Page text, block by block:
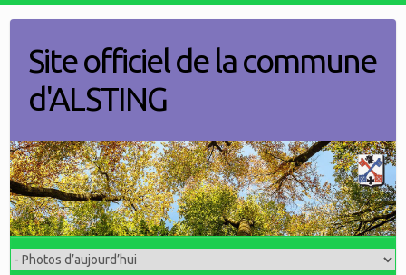
contentSite officiel de la commune
d'ALSTING